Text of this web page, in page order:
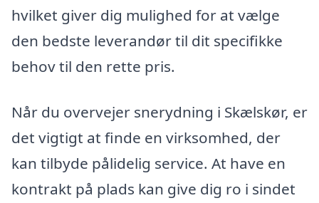
hvilket giver dig mulighed for at vælge
den bedste leverandør til dit specifikke
behov til den rette pris.
Når du overvejer snerydning i Skælskør, er
det vigtigt at finde en virksomhed, der
kan tilbyde pålidelig service. At have en
kontrakt på plads kan give dig ro i sindet